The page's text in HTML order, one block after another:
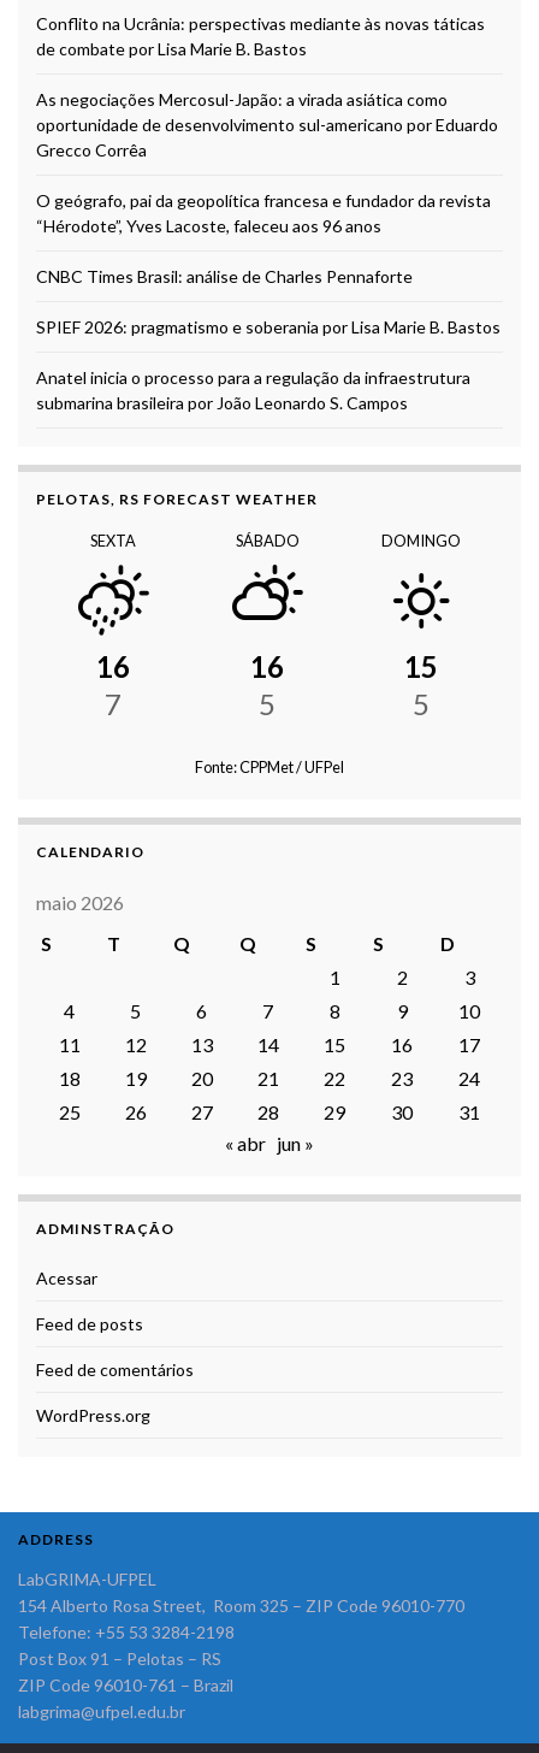
Conflito na Ucrânia: perspectivas mediante às novas táticas
de combate por Lisa Marie B. Bastos
As negociações Mercosul-Japão: a virada asiática como
oportunidade de desenvolvimento sul-americano por Eduardo
Grecco Corrêa
O geógrafo, pai da geopolítica francesa e fundador da revista
“Hérodote”, Yves Lacoste, faleceu aos 96 anos
CNBC Times Brasil: análise de Charles Pennaforte
SPIEF 2026: pragmatismo e soberania por Lisa Marie B. Bastos
Anatel inicia o processo para a regulação da infraestrutura
submarina brasileira por João Leonardo S. Campos
PELOTAS, RS FORECAST WEATHER
SEXTA
16
7
SÁBADO
16
5
DOMINGO
15
5
Fonte: CPPMet / UFPel
CALENDARIO
maio 2026
S
T Q Q S S
D
1
2
3
4
5 6 7 8 9
10
11
12 13 14 15 16
17
18
19 20 21 22 23
24
25
26 27 28 29 30
31
« abr jun »
ADMINSTRAÇÃO
Acessar
Feed de posts
Feed de comentários
WordPress.org
ADDRESS
LabGRIMA-UFPEL
154 Alberto Rosa Street, Room 325 – ZIP Code 96010-770
Telefone: +55 53 3284-2198
Post Box 91 – Pelotas – RS
ZIP Code 96010-761 – Brazil
labgrima@ufpel.edu.br